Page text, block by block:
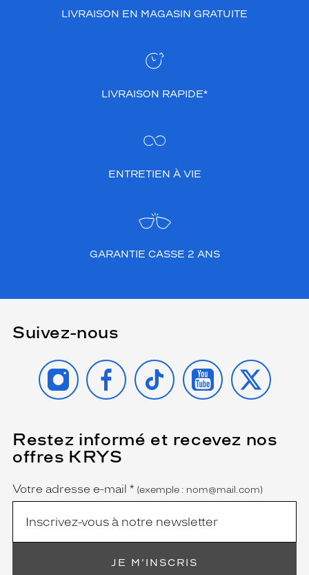
LIVRAISON EN MAGASIN GRATUITE
LIVRAISON RAPIDE*
ENTRETIEN À VIE
GARANTIE CASSE 2 ANS
Suivez-nous
INSTAGRAMFACEBOOK
TIKTOK YOUTUBE
X
Restez informé et recevez nos
offres KRYS
Name
Votre adresse e-mail *
(Ce
champ
est
(exemple : nom@mail.com)
JE M'INSCRIS